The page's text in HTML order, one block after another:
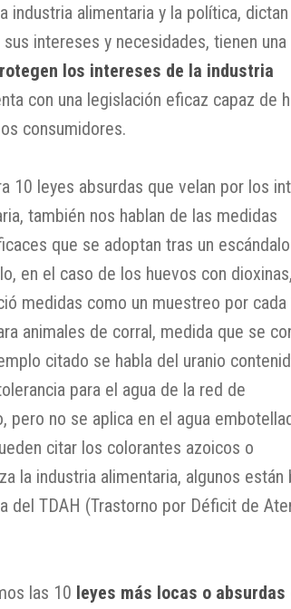
industria alimentaria y la política,
intereses y necesidades, tienen
los intereses de la industria
con una legislación eficaz capaz de
consumidores.
10 leyes absurdas que velan por los
también nos hablan de las medidas
que se adoptan tras un escándalo
en el caso de los huevos con
medidas como un muestreo por cada
animales de corral, medida que se
citado se habla del uranio
para el agua de la red de
pero no se aplica en el agua
citar los colorantes azoicos o
la industria alimentaria, algunos están
del TDAH (Trastorno por Déficit de
las 10 leyes más locas o absurdas